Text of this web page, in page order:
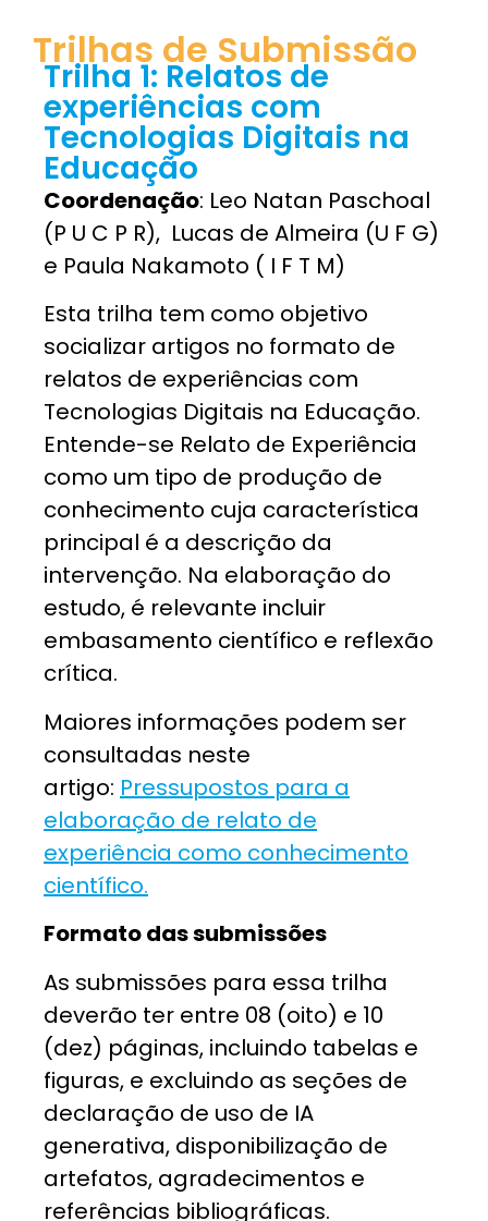
Trilhas de Submissão
Trilha 1: Relatos de
experiências com
Tecnologias Digitais na
Educação
Coordenação: Leo Natan Paschoal
(P U C P R), Lucas de Almeira (U F G)
e Paula Nakamoto ( I F T M)
Esta trilha tem como objetivo
socializar artigos no formato de
relatos de experiências com
Tecnologias Digitais na Educação.
Entende-se Relato de Experiência
como um tipo de produção de
conhecimento cuja característica
principal é a descrição da
intervenção. Na elaboração do
estudo, é relevante incluir
embasamento científico e reflexão
crítica.
Maiores informações podem ser
consultadas neste
artigo: Pressupostos para a
elaboração de relato de
experiência como conhecimento
científico.
Formato das submissões
As submissões para essa trilha
deverão ter entre 08 (oito) e 10
(dez) páginas, incluindo tabelas e
figuras, e excluindo as seções de
declaração de uso de IA
generativa, disponibilização de
artefatos, agradecimentos e
referências bibliográficas.